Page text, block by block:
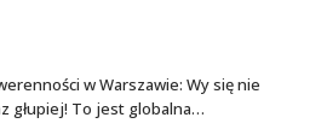
w Warszawie: Wy się nie
głupiej! To jest globalna…